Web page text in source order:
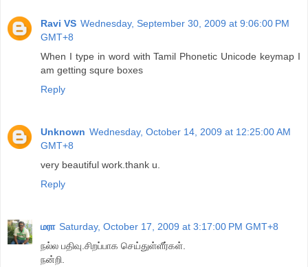
Ravi VS Wednesday, September 30, 2009 at 9:06:00 PM
GMT+8
When I type in word with Tamil Phonetic Unicode keymap I
am getting squre boxes
Reply
Unknown Wednesday, October 14, 2009 at 12:25:00 AM
GMT+8
very beautiful work.thank u.
Reply
மரா Saturday, October 17, 2009 at 3:17:00 PM GMT+8
நல்ல பதிவு.சிறப்பாக செய்துள்ளீர்கள்.
நன்றி.